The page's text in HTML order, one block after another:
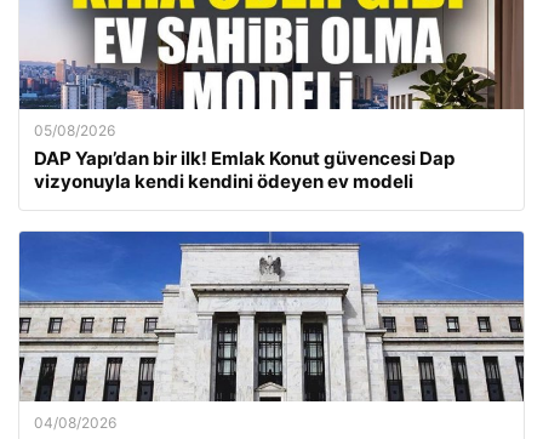
05/08/2026
DAP Yapı’dan bir ilk! Emlak Konut güvencesi Dap
vizyonuyla kendi kendini ödeyen ev modeli
04/08/2026